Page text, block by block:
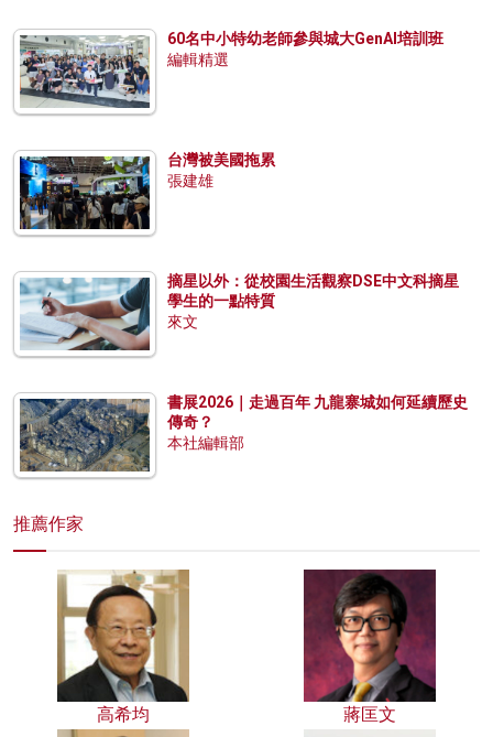
60名中小特幼老師參與城大GenAI培訓班
編輯精選
台灣被美國拖累
張建雄
摘星以外：從校園生活觀察DSE中文科摘星
學生的一點特質
來文
書展2026｜走過百年 九龍寨城如何延續歷史
傳奇？
本社編輯部
推薦作家
高希均 蔣匡文